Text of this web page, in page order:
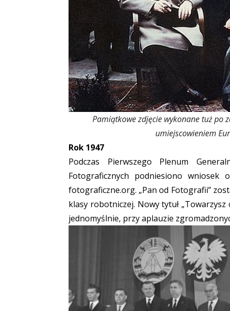
Pamiątkowe zdjęcie wykonane tuż po
umiejscowieniem
Rok 1947
Podczas Pierwszego Plenum
Fotograficznych podniesiono wniosek
fotograficzne.org. „Pan od Fotografii”
klasy robotniczej. Nowy tytuł
jednomyślnie, przy aplauzie